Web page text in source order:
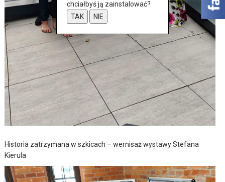
Historia zatrzymana w szkicach – wernisaż wystawy Stefana
Kierula
chciałbyś ją zainstalować?
TAK
NIE